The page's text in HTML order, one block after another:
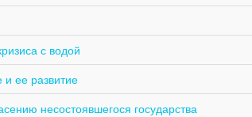
с водой
ее развитие
несостоявшегося государства